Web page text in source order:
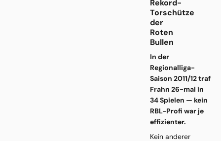
Rekord-
Torschütze
der
Roten
Bullen
In der
Regionalliga-
Saison 2011/12 traf
Frahn 26-mal in
34 Spielen — kein
RBL-Profi war je
effizienter.
Kein anderer